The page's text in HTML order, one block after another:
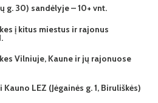
g. 30) sandėlyje – 10+ vnt.
į kitus miestus ir rajonus
Vilniuje, Kaune ir jų rajonuose
LEZ (Jėgainės g. 1, Biruliškės)